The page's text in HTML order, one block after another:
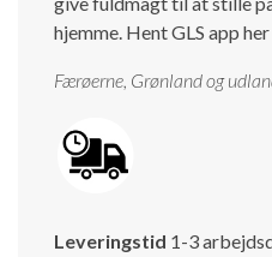
hjemme. Hent GLS app her
Færøerne, Grønland og
Leveringstid 1-3